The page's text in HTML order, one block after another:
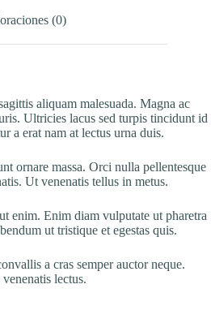
(0)
aliquam malesuada. Magna ac
Ultricies lacus sed turpis tincidunt id
a erat nam at lectus urna duis.
ornare massa. Orci nulla pellentesque
Ut venenatis tellus in metus.
enim. Enim diam vulputate ut pharetra
ut tristique et egestas quis.
a cras semper auctor neque.
lectus.